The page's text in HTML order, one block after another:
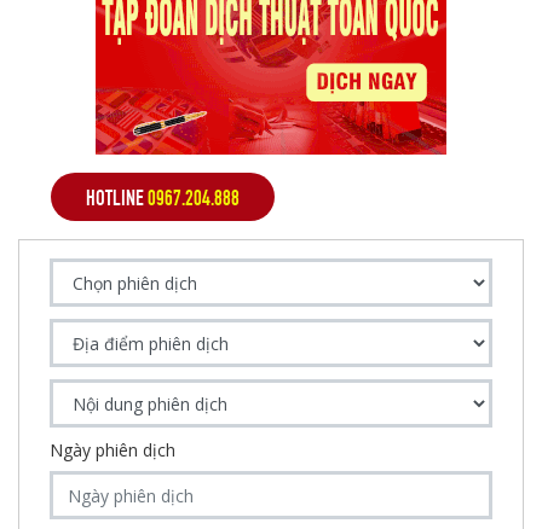
HOTLINE0967.204.888
Ngày phiên dịch